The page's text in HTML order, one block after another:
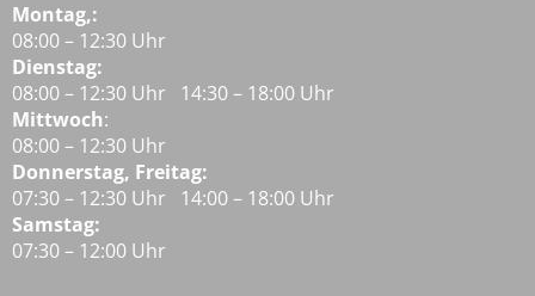
Montag,:
08:00 – 12:30 Uhr
Dienstag:
08:00 – 12:30 Uhr 14:30 – 18:00 Uhr
Mittwoch:
08:00 – 12:30 Uhr
Donnerstag, Freitag:
07:30 – 12:30 Uhr 14:00 – 18:00 Uhr
Samstag:
07:30 – 12:00 Uhr